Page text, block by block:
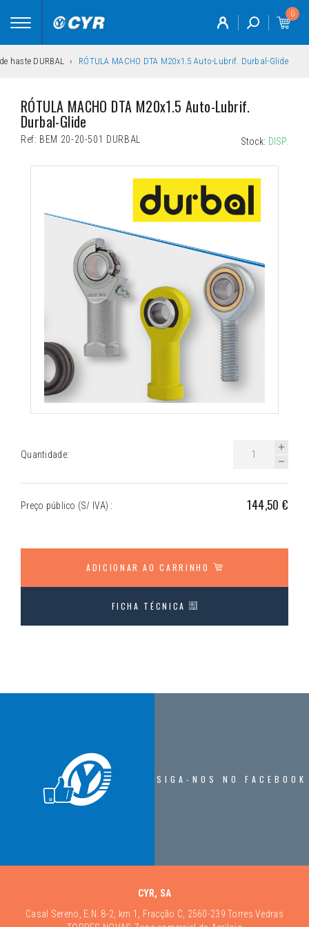
Toggle
0
haste DURBAL RÓTULA MACHO DTA M20x1.5 Auto-Lubrif. Durbal-Glide
RÓTULA MACHO DTA M20x1.5 Auto-Lubrif.
Durbal-Glide
Ref: BEM 20-20-501 DURBAL Stock: DISP.
Quantidade:
Preço público (S/ IVA) : 144,50 €
ADICIONAR AO CARRINHO
FICHA TÉCNICA
SIGA-NOS NO FACEBOOK
CYR, SA
Casal Sereno, E.N. 8-2, km 1, Fracção C, 2560-239 Torres Vedras